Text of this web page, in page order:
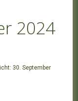
2024
30. September